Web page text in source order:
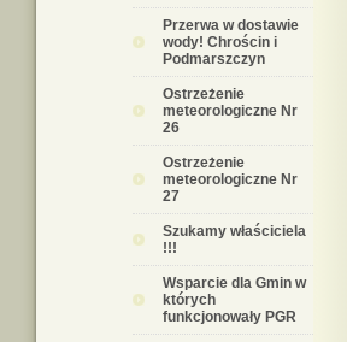
Przerwa w dostawie
wody! Chrościn i
Podmarszczyn
Ostrzeżenie
meteorologiczne Nr
26
Ostrzeżenie
meteorologiczne Nr
27
Szukamy właściciela
!!!
Wsparcie dla Gmin w
których
funkcjonowały PGR